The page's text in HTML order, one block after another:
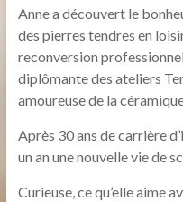
Anne a découvert le
des pierres tendres en
reconversion
diplômante des ateliers
amoureuse de la
Après 30 ans de carrière
un an une nouvelle vie de
Curieuse, ce qu’elle aime